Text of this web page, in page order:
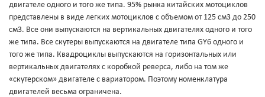
двигателе одного и того же типа. 95% рынка китайских мотоциклов
представлены в виде легких мотоциклов с объемом от 125 см3 до 250
см3. Все они выпускаются на вертикальных двигателях одного и того
же типа. Все скутеры выпускаются на двигателе типа GY6 одного и
того же типа. Квадроциклы выпускаются на горизонтальных или
вертикальных двигателях с коробкой реверса, либо на том же
«скутерском» двигателе с вариатором. Поэтому номенклатура
двигателей весьма ограничена.